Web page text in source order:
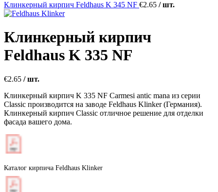
Клинкерный кирпич Feldhaus K 345 NF €2.65 / шт.
Клинкерный кирпич
Feldhaus K 335 NF
€2.65 / шт.
Клинкерный кирпич K 335 NF Carmesi antic mana из серии
Classic производится на заводе Feldhaus Klinker (Германия).
Клинкерный кирпич Classic отличное решение для отделки
фасада вашего дома.
Каталог кирпича Feldhaus Klinker